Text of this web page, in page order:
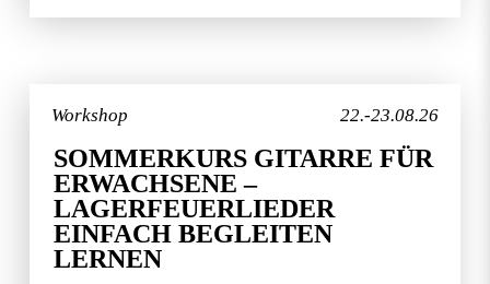
22.-23.08.26
Workshop
SOMMERKURS GITARRE FÜR
ERWACHSENE –
LAGERFEUERLIEDER
EINFACH BEGLEITEN
LERNEN